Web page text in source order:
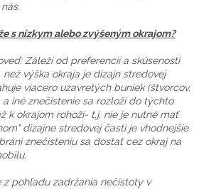
s nízkym alebo zvýšeným okrajom?
Záleží od preferencií a skúsenosti
výška okraja je dizajn stredovej
viacero uzavretých buniek (štvorcov,
iné znečistenie sa rozloží do týchto
k okrajom rohoží- t.j. nie je nutné mať
dizajne stredovej časti je vhodnejšie
znečisteniu sa dostať cez okraj na
z pohľadu zadržania nečistoty v